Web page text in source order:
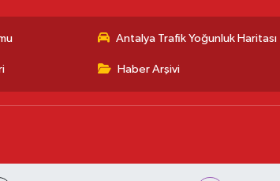
Antalya Trafik Yoğunluk Haritası
Haber Arşivi